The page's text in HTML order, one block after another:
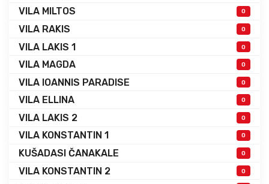
VILA MILTOS 0
VILA RAKIS 0
VILA LAKIS 1 0
VILA MAGDA 0
VILA IOANNIS PARADISE 0
VILA ELLINA 0
VILA LAKIS 2 0
VILA KONSTANTIN 1 0
KUŠADASI ČANAKALE 0
VILA KONSTANTIN 2 0